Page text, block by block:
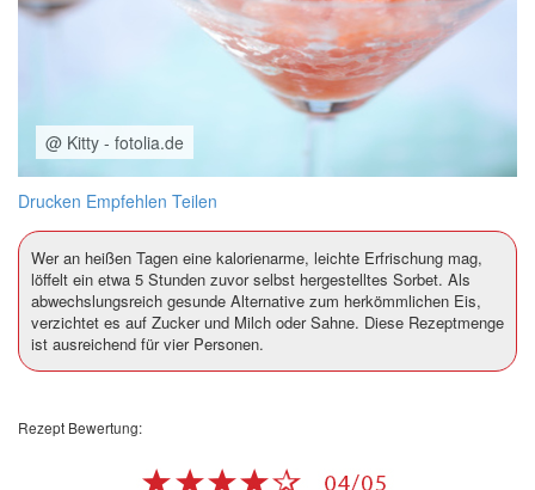
@ Kitty - fotolia.de
Drucken Empfehlen Teilen
Wer an heißen Tagen eine kalorienarme, leichte Erfrischung mag,
löffelt ein etwa 5 Stunden zuvor selbst hergestelltes Sorbet. Als
abwechslungsreich gesunde Alternative zum herkömmlichen Eis,
verzichtet es auf Zucker und Milch oder Sahne. Diese Rezeptmenge
ist ausreichend für vier Personen.
Rezept Bewertung: